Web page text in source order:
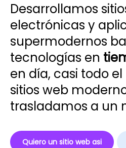
Desarrollamos
electrónicas y
supermodernos
tecnologías en
en día, casi todo
sitios web
trasladamos a un
Quiero un sitio web asi